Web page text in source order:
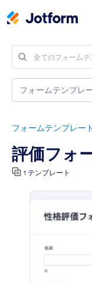
フォームテンプレート
評価フォ
1 テンプレート
フォームテンプレ